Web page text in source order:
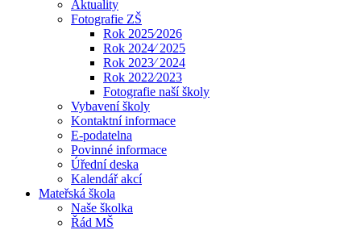
Aktuality
Fotografie ZŠ
Rok 2025⁄2026
Rok 2024⁄ 2025
Rok 2023⁄ 2024
Rok 2022⁄2023
Fotografie naší školy
Vybavení školy
Kontaktní informace
E-podatelna
Povinné informace
Úřední deska
Kalendář akcí
Mateřská škola
Naše školka
Řád MŠ